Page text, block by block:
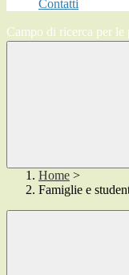
Contatti
Campo di ricerca per le
Home >
Famiglie e